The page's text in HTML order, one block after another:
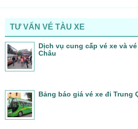
TƯ VẤN VÉ TÀU XE
Dịch vụ cung cấp vé xe và
Châu
Bảng báo giá vé xe đi Trung